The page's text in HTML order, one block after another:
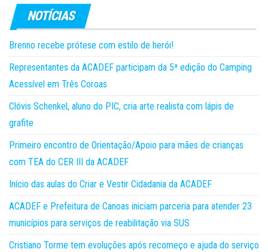
Brenno recebe prótese com estilo de herói!
Representantes da ACADEF participam da 5ª edição do Camping
Acessível em Três Coroas
Clóvis Schenkel, aluno do PIC, cria arte realista com lápis de
grafite
Primeiro encontro de Orientação/Apoio para mães de crianças
com TEA do CER III da ACADEF
Início das aulas do Criar e Vestir Cidadania da ACADEF
ACADEF e Prefeitura de Canoas iniciam parceria para atender 23
municípios para serviços de reabilitação via SUS
Cristiano Torme tem evoluções após recomeço e ajuda do serviço